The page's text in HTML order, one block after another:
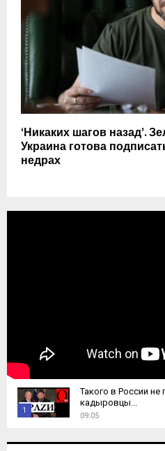
‘Никаких шагов назад’.
Украина готова
недрах
1
h
Такого в России
кадыровцы...
09:05